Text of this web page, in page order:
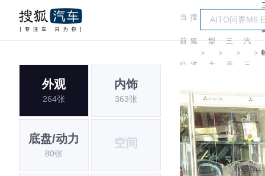
当
前
位
置:
搜
狐
汽
＞
车
型
大
＞
三
菱
＞
广
汽
三
＞
外观
264张
内饰
363张
底盘/动力
80张
空间